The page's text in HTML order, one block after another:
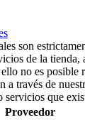
son
de la tienda,
no es posible
a través de
servicios que
Proveedor